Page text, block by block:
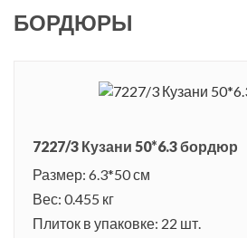
БОРДЮРЫ
7227/3 Кузани 50*6.3 бордюр
Размер: 6.3*50 см
Вес: 0.455 кг
Плиток в упаковке: 22 шт.